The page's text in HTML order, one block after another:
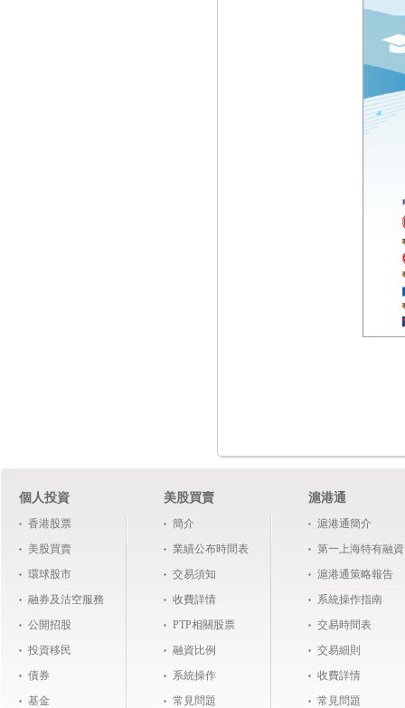
個人投資
香港股票
美股買賣
環球股市
融券及沽空服務
公開招股
投資移民
債券
基金
美股買賣
簡介
業績公布時間表
交易須知
收費詳情
PTP相關股票
融資比例
系統操作
常見問題
滬港通
滬港通簡介
第一上海特有融資
滬港通策略報告
系統操作指南
交易時間表
交易細則
收費詳情
常見問題